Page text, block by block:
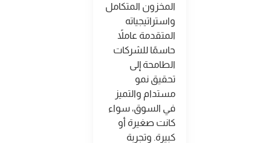
المخزون المتكامل
واستراتيجياته
المتقدمة عاملاً
حاسمًا للشركات
الطامحة إلى
تحقيق نمو
مستدام والتميز
في السوق، سواء
كانت صغيرة أو
كبيرة. وتجربة